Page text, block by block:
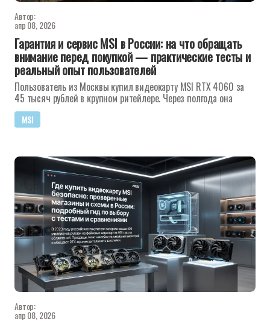
Автор:
апр 08, 2026
Гарантия и сервис MSI в России: на что обращать
внимание перед покупкой — практические тесты и
реальный опыт пользователей
Пользователь из Москвы купил видеокарту MSI RTX 4060 за
45 тысяч рублей в крупном ритейлере. Через полгода она
MSI
Автор:
апр 08, 2026